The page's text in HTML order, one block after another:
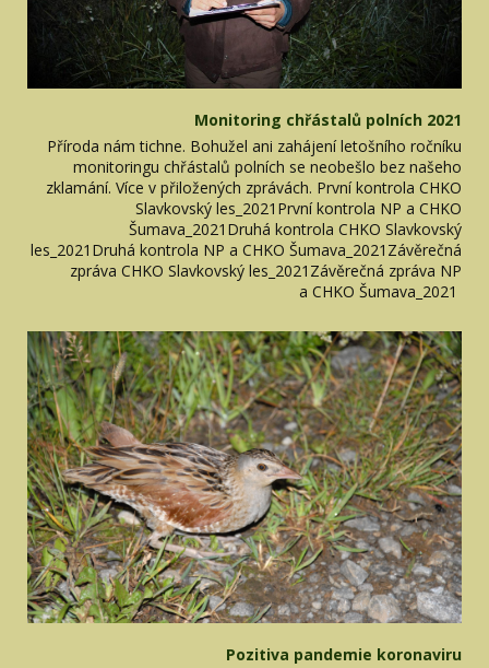
Monitoring chřástalů polních 2021
Příroda nám tichne. Bohužel ani zahájení letošního ročníku
monitoringu chřástalů polních se neobešlo bez našeho
zklamání. Více v přiložených zprávách. První kontrola CHKO
Slavkovský les_2021První kontrola NP a CHKO
Šumava_2021Druhá kontrola CHKO Slavkovský
les_2021Druhá kontrola NP a CHKO Šumava_2021Závěrečná
zpráva CHKO Slavkovský les_2021Závěrečná zpráva NP
a CHKO Šumava_2021
Pozitiva pandemie koronaviru